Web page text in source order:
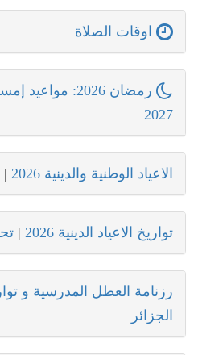
اوقات الصلاة
رمضان 2026: مواعيد إمساك وإفطار
2027
الاعياد الوطنية والدينية 2026 |
تواريخ الاعياد الدينية 2026 |
رزنامة العطل المدرسية و
الجزائر